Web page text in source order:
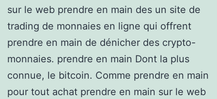
sur le web prendre en main des un site de
trading de monnaies en ligne qui offrent
prendre en main de dénicher des crypto-
monnaies. prendre en main Dont la plus
connue, le bitcoin. Comme prendre en main
pour tout achat prendre en main sur le web